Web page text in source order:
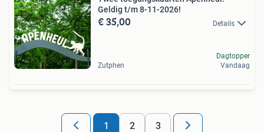
Geldig t/m 8-11-2026!
€ 35,00 Details
Zutphen
Dagtopper
Vandaag
1 2 3